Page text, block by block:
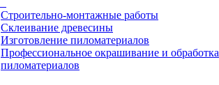
Строительно-монтажные работы
Склеивание древесины
Изготовление пиломатериалов
Профессиональное окрашивание и обработка
пиломатериалов